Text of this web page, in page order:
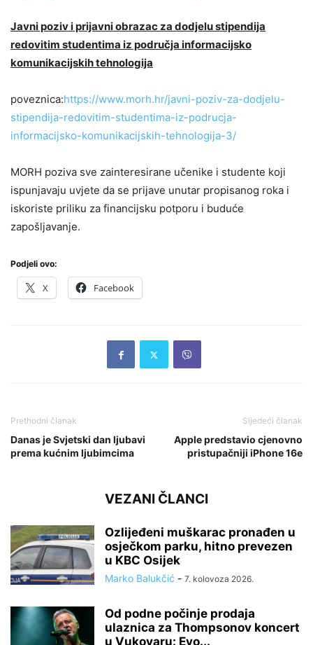
Javni poziv i prijavni obrazac za dodjelu stipendija
redovitim studentima iz područja informacijsko
komunikacijskih tehnologija
poveznica:https://www.morh.hr/javni-poziv-za-dodjelu-
stipendija-redovitim-studentima-iz-podrucja-
informacijsko-komunikacijskih-tehnologija-3/
MORH poziva sve zainteresirane učenike i studente koji
ispunjavaju uvjete da se prijave unutar propisanog roka i
iskoriste priliku za financijsku potporu i buduće
zapošljavanje.
Podjeli ovo:
X Facebook
Prethodni članak
Danas je Svjetski dan ljubavi
prema kućnim ljubimcima
Sljedeći članak
Apple predstavio cjenovno
pristupačniji iPhone 16e
VEZANI ČLANCI
Ozlijeđeni muškarac pronađen u
osječkom parku, hitno prevezen
u KBC Osijek
Marko Balukčić - 7. kolovoza 2026.
Od podne počinje prodaja
ulaznica za Thompsonov koncert
u Vukovaru: Evo...